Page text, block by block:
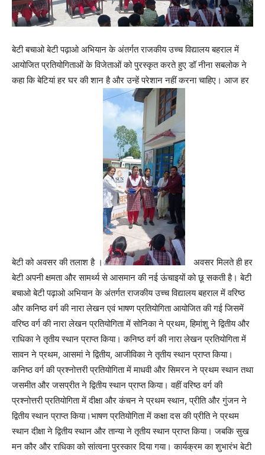
बेटी बचाओ बेटी पढ़ाओ अभियान के अंतर्गत राजकीय उच्च विद्यालय बहराल में
आयोजित प्रतियोगिताओं के विजेताओं को पुरस्कृत करते हुए डॉ नीना सबलोक ने
कहा कि बेटियां हर घर की शान है और उन्हें परेशान नहीं करना चाहिए। आज हर
बेटी को अवसर की तलाश है ।
अवसर मिलते ही हर
बेटी अपनी क्षमता और सामर्थ्य से आसमान की नई ऊंचाइयों को छू सकती है। बेटी
बचाओ बेटी पढ़ाओ अभियान के अंतर्गत राजकीय उच्च विद्यालय बहराल में वरिष्ठ
और कनिष्ठ वर्ग की नारा लेखन एवं भाषण प्रतियोगिता आयोजित की गई जिसमें
वरिष्ठ वर्ग की नारा लेखन प्रतियोगिता में सोनिका ने प्रथम, हिमांशु ने द्वितीय और
राधिका ने तृतीय स्थान प्राप्त किया। कनिष्ठ वर्ग की नारा लेखन प्रतियोगिता में
सावन ने प्रथम, आसमां ने द्वितीय, आजीविका ने तृतीय स्थान प्राप्त किया।
कनिष्ठ वर्ग की प्रश्नोत्तरी प्रतियोगिता में माधवी और सिमरन ने प्रथम स्थान तथा
जसमीत और जसप्रीत ने द्वितीय स्थान प्राप्त किया। वहीं वरिष्ठ वर्ग की
प्रश्नोत्तरी प्रतियोगिता में दीक्षा और कंचन ने प्रथम स्थान, प्रीति और गुंजन ने
द्वितीय स्थान प्राप्त किया।भाषण प्रतियोगिता में कक्षा दस की प्रीति ने प्रथम
स्थान दीक्षा ने द्वितीय स्थान और तान्या ने तृतीय स्थान प्राप्त किया। जबकि सुख
मन कौर और राधिका को सांत्वना पुरस्कार दिया गया। कार्यक्रम का शुभारंभ बेटी